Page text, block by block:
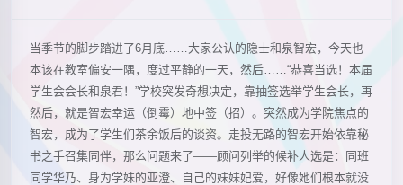
当季节的脚步踏进了6月底……大家公认的隐士和泉智宏，今天也
本该在教室偏安一隅，度过平静的一天，然后……“恭喜当选！本届
学生会会长和泉君！”学校突发奇想决定，靠抽签选举学生会长，再
然后，就是智宏幸运（倒霉）地中签（招）。突然成为学院焦点的
智宏，成为了学生们茶余饭后的谈资。走投无路的智宏开始依靠秘
书之手召集同伴，那么问题来了——顾问列举的候补人选是：同班
同学华乃、身为学妹的亚澄、自己的妹妹妃爱，好像她们根本就没